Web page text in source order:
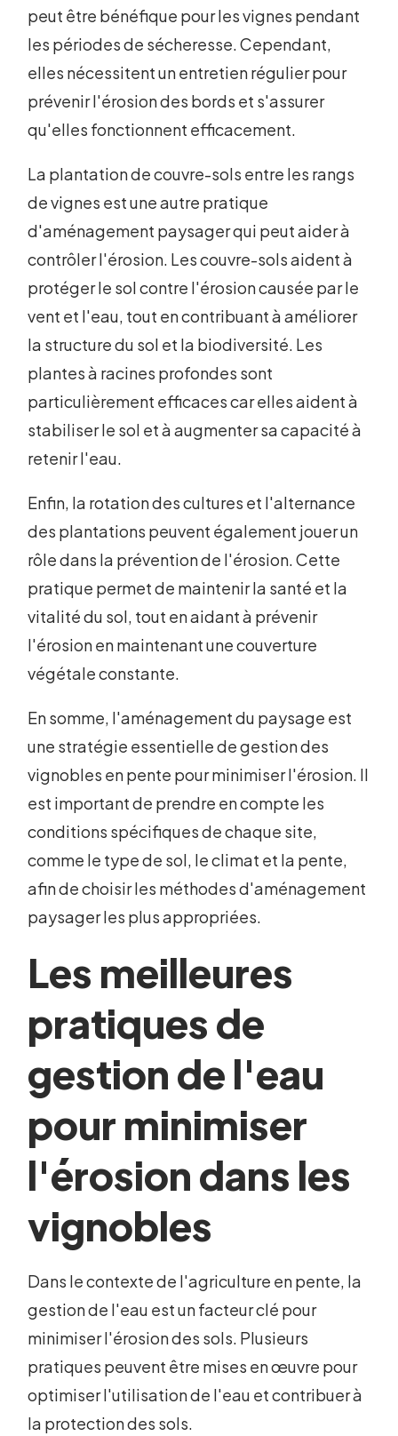
peut être bénéfique pour les vignes pendant
les périodes de sécheresse. Cependant,
elles nécessitent un entretien régulier pour
prévenir l'érosion des bords et s'assurer
qu'elles fonctionnent efficacement.
La plantation de couvre-sols entre les rangs
de vignes est une autre pratique
d'aménagement paysager qui peut aider à
contrôler l'érosion. Les couvre-sols aident à
protéger le sol contre l'érosion causée par le
vent et l'eau, tout en contribuant à améliorer
la structure du sol et la biodiversité. Les
plantes à racines profondes sont
particulièrement efficaces car elles aident à
stabiliser le sol et à augmenter sa capacité à
retenir l'eau.
Enfin, la rotation des cultures et l'alternance
des plantations peuvent également jouer un
rôle dans la prévention de l'érosion. Cette
pratique permet de maintenir la santé et la
vitalité du sol, tout en aidant à prévenir
l'érosion en maintenant une couverture
végétale constante.
En somme, l'aménagement du paysage est
une stratégie essentielle de gestion des
vignobles en pente pour minimiser l'érosion. Il
est important de prendre en compte les
conditions spécifiques de chaque site,
comme le type de sol, le climat et la pente,
afin de choisir les méthodes d'aménagement
paysager les plus appropriées.
Les meilleures
pratiques de
gestion de l'eau
pour minimiser
l'érosion dans les
vignobles
Dans le contexte de l'agriculture en pente, la
gestion de l'eau est un facteur clé pour
minimiser l'érosion des sols. Plusieurs
pratiques peuvent être mises en œuvre pour
optimiser l'utilisation de l'eau et contribuer à
la protection des sols.